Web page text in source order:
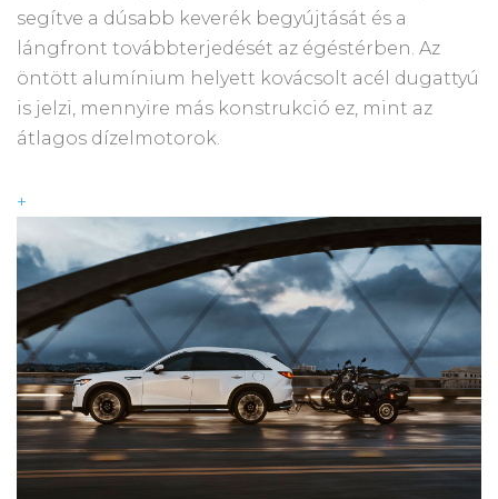
segítve a dúsabb keverék begyújtását és a
lángfront továbbterjedését az égéstérben. Az
öntött alumínium helyett kovácsolt acél dugattyú
is jelzi, mennyire más konstrukció ez, mint az
átlagos dízelmotorok.
+